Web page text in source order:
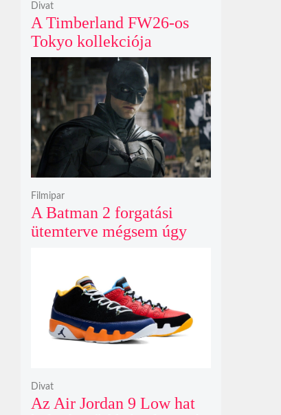
A Timberland FW26-os
Tokyo kollekciója
flanellel, kordbársonnyal
és bőrrel gondolja újra az
időtlen örökséget
Divat
A Batman 2 forgatási
ütemterve mégsem úgy
Filmipar
Az Air Jordan 9 Low hat
Divat